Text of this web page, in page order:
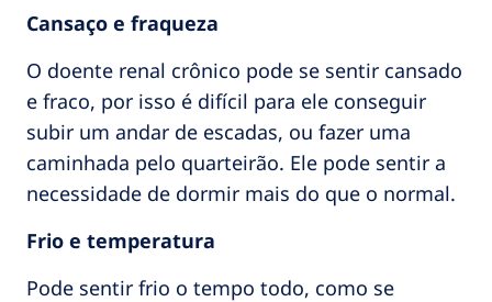
Cansaço e fraqueza
O doente renal crônico pode se sentir cansado
e fraco, por isso é difícil para ele conseguir
subir um andar de escadas, ou fazer uma
caminhada pelo quarteirão. Ele pode sentir a
necessidade de dormir mais do que o normal.
Frio e temperatura
Pode sentir frio o tempo todo, como se